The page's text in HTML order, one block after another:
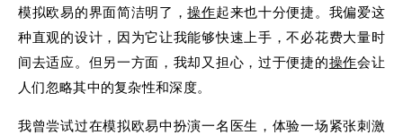
模拟欧易的界面简洁明了，操作起来也十分便捷。我偏爱这
种直观的设计，因为它让我能够快速上手，不必花费大量时
间去适应。但另一方面，我却又担心，过于便捷的操作会让
人们忽略其中的复杂性和深度。
我曾尝试过在模拟欧易中扮演一名医生，体验一场紧张刺激